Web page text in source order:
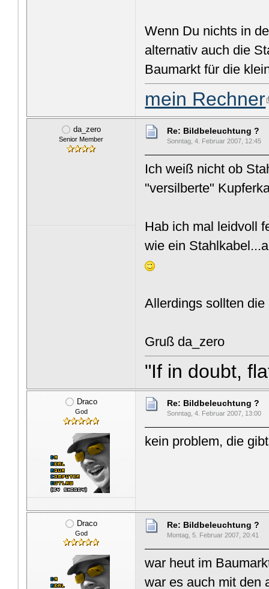
Wenn Du nichts in
alternativ auch die
Baumarkt für die
mein Rechner
da_zero
Senior Member
Re: Bildbeleuchtung ?
Sonntag, 4. Februar 2007, 12:45
Ich weiß nicht ob
"versilberte"
Hab ich mal leidvoll
wie ein
Allerdings sollten
Gruß da_zero
"If in doubt,
Draco
God
Re: Bildbeleuchtung ?
Sonntag, 4. Februar 2007, 13:00
kein problem, die
Draco
God
Re: Bildbeleuchtung ?
Montag, 5. Februar 2007, 20:41
war heut im
war es auch mit den